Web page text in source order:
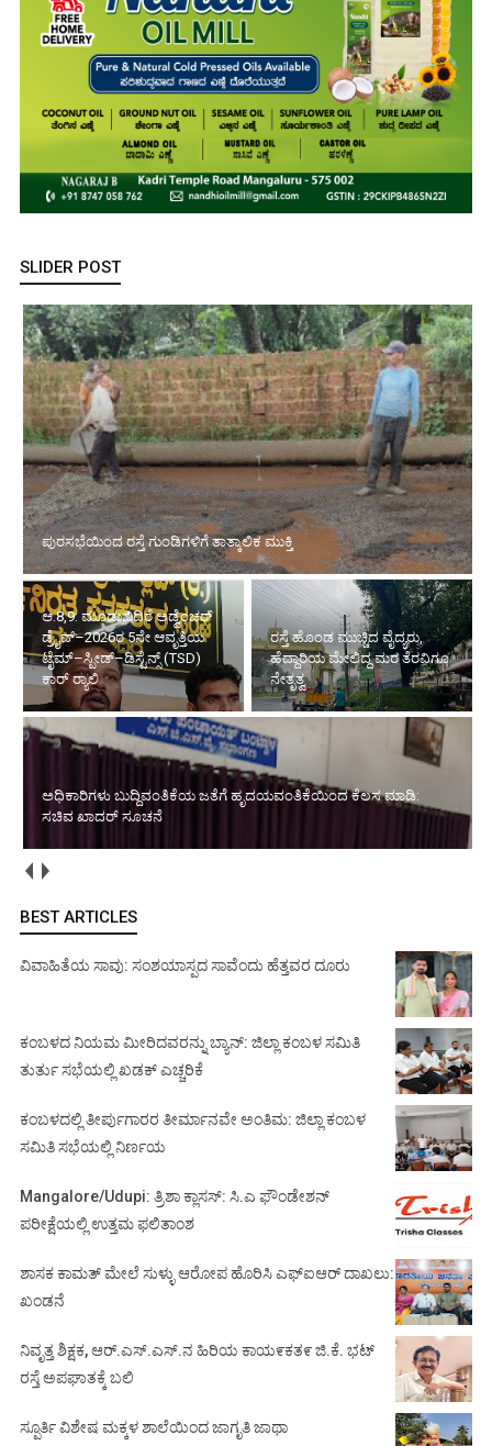
SLIDER POST
ಪುರಸಭೆಯಿಂದ ರಸ್ತೆ ಗುಂಡಿಗಳಿಗೆ ತಾತ್ಕಾಲಿಕ ಮುಕ್ತಿ
ಆ.8,9: ಮೂಡುಬಿದಿರೆ ಅಡ್ವೆಂಚರ್
ಡ್ರೈವ್–2026ರ 5ನೇ ಆವೃತ್ತಿಯ
ಟೈಮ್–ಸ್ಪೀಡ್–ಡಿಸ್ಟೆನ್ಸ್ (TSD)
ಕಾರ್ ರ‍್ಯಾಲಿ
ರಸ್ತೆ ಹೊಂಡ ಮುಚ್ಚಿದ ವೈದ್ಯರು,
ಹೆದ್ದಾರಿಯ ಮೇಲಿದ್ದ ಮರ ತೆರವಿಗೂ
ನೇತೃತ್ವ
ಅಧಿಕಾರಿಗಳು ಬುದ್ದಿವಂತಿಕೆಯ ಜತೆಗೆ ಹೃದಯವಂತಿಕೆಯಿಂದ ಕೆಲಸ ಮಾಡಿ:
ಸಚಿವ ಖಾದರ್ ಸೂಚನೆ
BEST ARTICLES
ವಿವಾಹಿತೆಯ ಸಾವು: ಸಂಶಯಾಸ್ಪದ ಸಾವೆಂದು ಹೆತ್ತವರ ದೂರು
ಕಂಬಳದ ನಿಯಮ ಮೀರಿದವರನ್ನು ಬ್ಯಾನ್: ಜಿಲ್ಲಾ ಕಂಬಳ ಸಮಿತಿ
ತುರ್ತು ಸಭೆಯಲ್ಲಿ ಖಡಕ್ ಎಚ್ಚರಿಕೆ
ಕಂಬಳದಲ್ಲಿ ತೀರ್ಪುಗಾರರ ತೀರ್ಮಾನವೇ ಅಂತಿಮ: ಜಿಲ್ಲಾ ಕಂಬಳ
ಸಮಿತಿ ಸಭೆಯಲ್ಲಿ ನಿರ್ಣಯ
Mangalore/Udupi: ತ್ರಿಶಾ ಕ್ಲಾಸಸ್: ಸಿ.ಎ ಫೌಂಡೇಶನ್
ಪರೀಕ್ಷೆಯಲ್ಲಿ ಉತ್ತಮ ಫಲಿತಾಂಶ
ಶಾಸಕ ಕಾಮತ್ ಮೇಲೆ ಸುಳ್ಳು ಆರೋಪ ಹೊರಿಸಿ ಎಫ್‌ಐಆರ್ ದಾಖಲು:
ಖಂಡನೆ
ನಿವೃತ್ತ ಶಿಕ್ಷಕ, ಆರ್.ಎಸ್.ಎಸ್.ನ ಹಿರಿಯ ಕಾಯ೯ಕತ೯ ಜಿ.ಕೆ. ಭಟ್
ರಸ್ತೆ ಅಪಘಾತಕ್ಕೆ ಬಲಿ
ಸ್ಪೂರ್ತಿ ವಿಶೇಷ ಮಕ್ಕಳ ಶಾಲೆಯಿಂದ ಜಾಗೃತಿ ಜಾಥಾ